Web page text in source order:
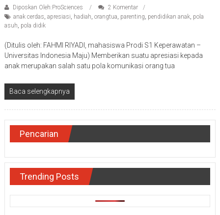
Diposkan Oleh:ProSciences
2 Komentar
anak cerdas apresiasi hadiah orangtua parenting pendidikan anak, pola
asuh pola didik
(Ditulis oleh: FAHMI RIYADI, mahasiswa Prodi S1 Keperawatan –
Universitas Indonesia Maju) Memberikan suatu apresiasi kepada
anak merupakan salah satu pola komunikasi orang tua
Baca selengkapnya
Pencarian
Trending Posts